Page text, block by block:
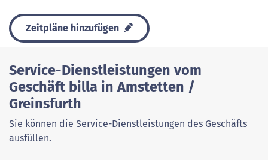
Zeitpläne hinzufügen
Service-Dienstleistungen vom
Geschäft billa in Amstetten /
Greinsfurth
Sie können die Service-Dienstleistungen des Geschäfts
ausfüllen.